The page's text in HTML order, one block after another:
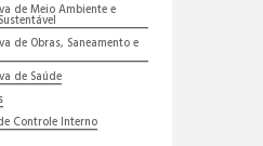
de Meio Ambiente e
de Obras, Saneamento e
de Saúde
Controle Interno